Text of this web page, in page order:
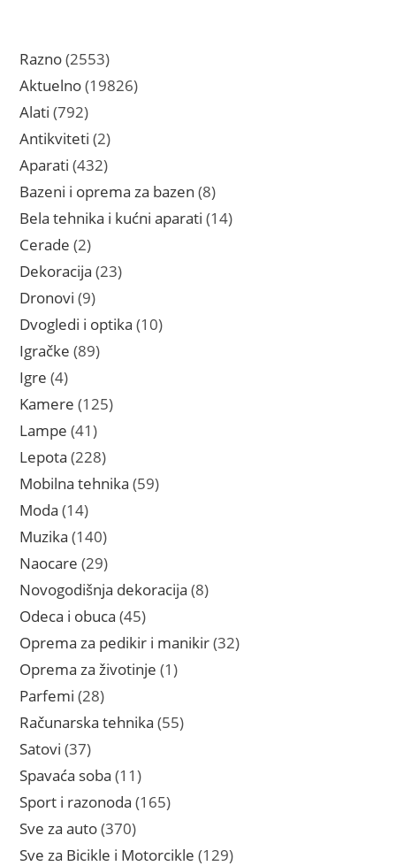
Razno 25532553
proizvoda
Aktuelno 1982619826
Alati 792792
proizvoda
Antikviteti 22
proizvoda
Aparati 432432
proizvoda
Bazeni i oprema za bazen 88
proizvoda
Bela tehnika i kućni aparati 1414
Cerade 22
proizvoda
Dekoracija 2323
Dronovi 99
proizvoda
Dvogledi i optika 1010
Igračke 8989
Igre 44
proizvoda
Kamere 125125
Lampe 4141
proizvod
Lepota 228228
proizvoda
Mobilna tehnika 5959
Moda 1414
proizvoda
Muzika 140140
proizvoda
Naocare 2929
proizvoda
Novogodišnja dekoracija 88
Odeca i obuca 4545
proizvoda
Oprema za pedikir i manikir 3232
Oprema za životinje 11
Parfemi 2828
proizvoda
Računarska tehnika 5555
Satovi 3737
proizvoda
Spavaća soba 1111
proizvoda
Sport i razonoda 165165
Sve za auto 370370
proizvoda
Sve za Bicikle i Motorcikle 129129